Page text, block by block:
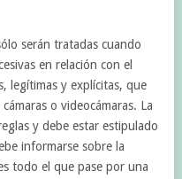
serán tratadas cuando
en relación con el
legítimas y explícitas, que
o videocámaras. La
y debe estar estipulado
informarse sobre la
todo el que pase por una